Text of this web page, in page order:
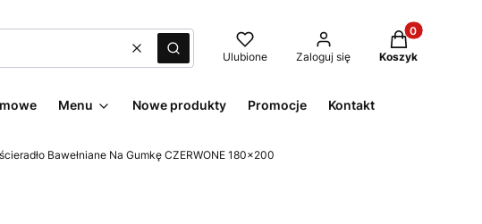
WyczyśćSzukaj Ulubione Zaloguj się
Produkty w
Koszyk
Menu Nowe produkty Promocje Kontakt
Bawełniane Na Gumkę CZERWONE 180x200